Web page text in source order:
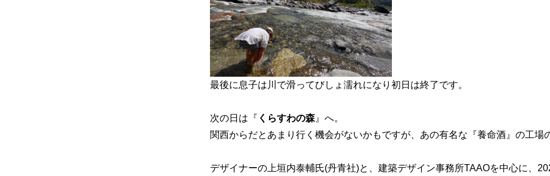
最後に息子は川で滑ってびしょ濡れになり初日は終了です。
次の日は『 くらすわの森 』へ。
関西からだとあまり行く機会がないかもですが、あの有名な『養命酒』の工場
デザイナーの上垣内泰輔氏(丹青社)と、建築デザイン事務所TAAOを中心に、